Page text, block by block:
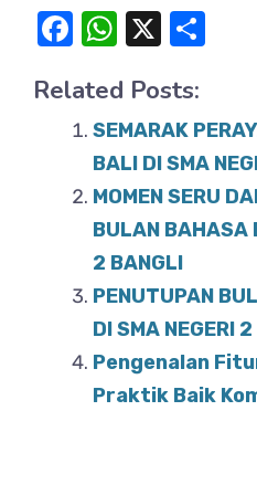
F
c
e
o
W
at
s
A
p
p
X
e
Related Posts:
SEMARAK
BALI DI SMA
MOMEN SERU
BULAN BAHASA
2 BANGLI
PENUTUPAN
DI SMA NEGERI
Pengenalan
Praktik Baik